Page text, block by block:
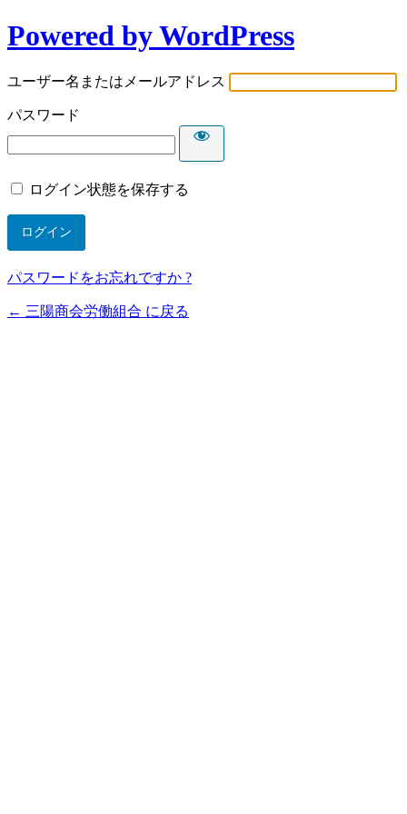
Powered by WordPress
ユーザー名またはメールアドレス
パスワード
ログイン状態を保存する
パスワードをお忘れですか ?
← 三陽商会労働組合 に戻る